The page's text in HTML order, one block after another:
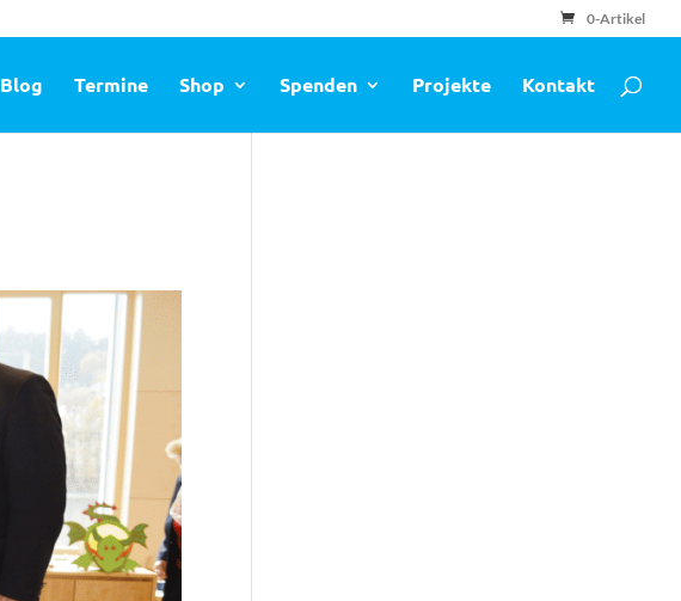
0-Artikel
Blog Termine Shop Spenden Projekte Kontakt